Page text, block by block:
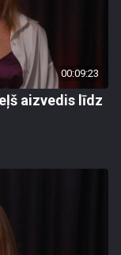
00:09:23
aizvedis līdz